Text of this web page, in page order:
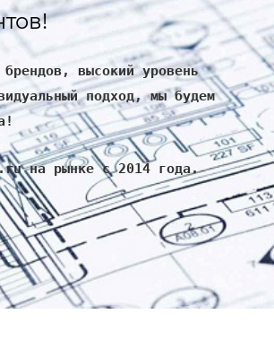
высокий уровень
подход, мы будем
на рынке с 2014 года.